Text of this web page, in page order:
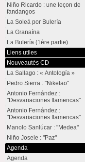
Niño Ricardo : une leçon de
fandangos
La Soleá por Bulería
La Granaína
La Bulería (1ère partie)
Liens utiles
Nouveautés CD
La Sallago : « Antología »
Pedro Sierra : "Nikelao"
Antonio Fernández :
"Desvariaciones flamencas"
Antonio Fernández :
"Desvariaciones flamencas"
Manolo Sanlúcar : "Medea"
Niño Josele : "Paz"
Agenda
Agenda